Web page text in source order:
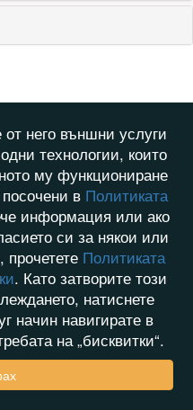
него външни услуги
технологии, които
му функциониране
в Политиката
информация или ако
си за някои или
прочетете Политиката
. Като затворите този
натиснете
начин навигирате в
на „бисквитки“.